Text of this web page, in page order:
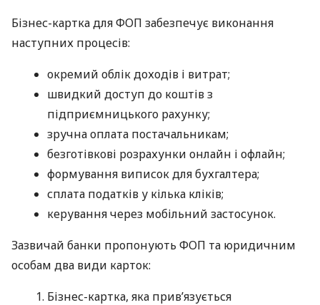
Бізнес-картка для ФОП забезпечує виконання
наступних процесів:
окремий облік доходів і витрат;
швидкий доступ до коштів з
підприємницького рахунку;
зручна оплата постачальникам;
безготівкові розрахунки онлайн і офлайн;
формування виписок для бухгалтера;
сплата податків у кілька кліків;
керування через мобільний застосунок.
Зазвичай банки пропонують ФОП та юридичним
особам два види карток:
Бізнес-картка, яка прив’язується